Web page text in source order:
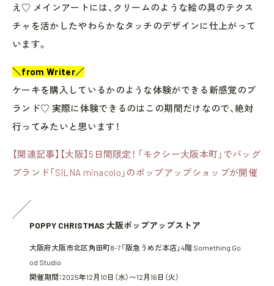
え♡ メインアートには、クリームのような絵の具のテクス
チャを活かしたやわらかなタッチのデザインに仕上がって
います。
＼from Writer／
ケーキを購入しているかのような体験ができる新感覚のブ
ランド♡ 実際に体験できるのはこの期間だけなので、絶対
行ってみたいと思います！
【関連記事】【大阪】5日間限定！ 「モクシー大阪本町」でバッグ
ブランド「SILNA minacolo」のポップアップショップが開催
POPPY CHRISTMAS 大阪ポップアップストア
大阪府大阪市北区角田町8-7「阪急うめだ本店」4階 Something Go
od Studio
開催期間：2025年12月10日（水）〜12月16日（火）